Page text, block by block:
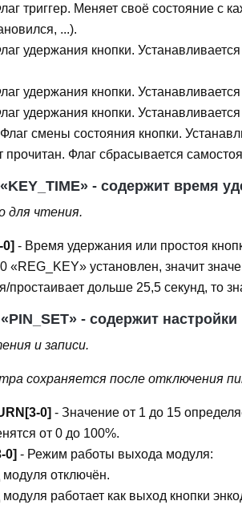
триггер. Меняет своё состояние с
...).
удержания кнопки.
удержания кнопки.
удержания кнопки.
смены состояния кнопки.
прочитан. Флаг сбрасывается
- содержит время
для чтения.
0] - Время удержания или простоя
«REG_KEY» установлен, значит
простаивает дольше 25,5 секунд, то
- содержит
и записи.
сохраняется после отключения
0] - Значение от 1 до 15
от 0 до 100%.
0] - Режим работы выхода модуля:
отключён.
работает как выход кнопки